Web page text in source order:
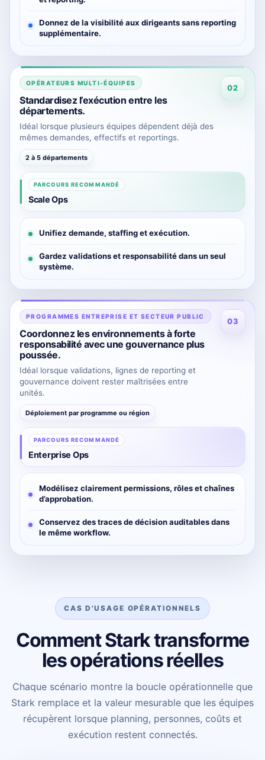
Donnez de la visibilité aux dirigeants sans reporting
supplémentaire.
OPÉRATEURS MULTI-ÉQUIPES
Standardisez l’exécution entre les
départements.
Idéal lorsque plusieurs équipes dépendent déjà des
mêmes demandes, effectifs et reportings.
02
2 à 5 départements
PARCOURS RECOMMANDÉ
Scale Ops
Unifiez demande, staffing et exécution.
Gardez validations et responsabilité dans un seul
système.
PROGRAMMES ENTREPRISE ET SECTEUR PUBLIC
Coordonnez les environnements à forte
responsabilité avec une gouvernance plus
poussée.
Idéal lorsque validations, lignes de reporting et
gouvernance doivent rester maîtrisées entre
unités.
03
Déploiement par programme ou région
PARCOURS RECOMMANDÉ
Enterprise Ops
Modélisez clairement permissions, rôles et chaînes
d’approbation.
Conservez des traces de décision auditables dans
le même workflow.
CAS D'USAGE OPÉRATIONNELS
Comment Stark transforme
les opérations réelles
Chaque scénario montre la boucle opérationnelle que
Stark remplace et la valeur mesurable que les équipes
récupèrent lorsque planning, personnes, coûts et
exécution restent connectés.